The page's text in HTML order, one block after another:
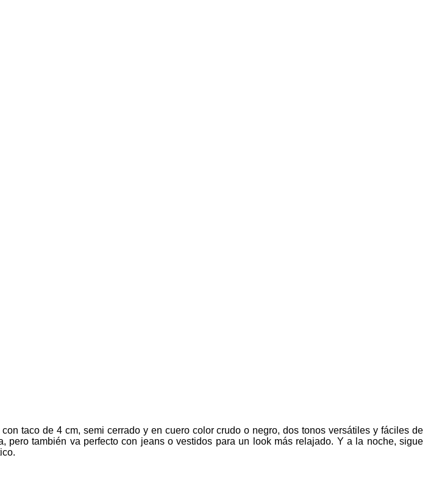
taco de 4 cm, semi cerrado y en cuero color crudo o negro, dos tonos versátiles y fáciles de
pero también va perfecto con jeans o vestidos para un look más relajado. Y a la noche, sigue